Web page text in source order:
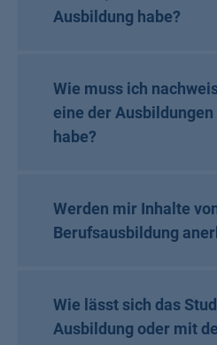
Ausbildung habe?
Wie muss ich
eine der
habe?
Werden mir Inhalte
Berufsausbildung
Wie lässt sich das
Ausbildung oder mit